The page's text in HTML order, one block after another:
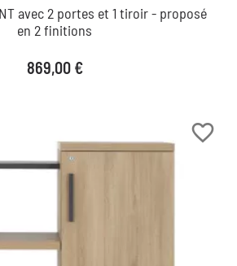
avec 2 portes et 1 tiroir - proposé
en 2 finitions
Prix
869,00 €
favorite_border